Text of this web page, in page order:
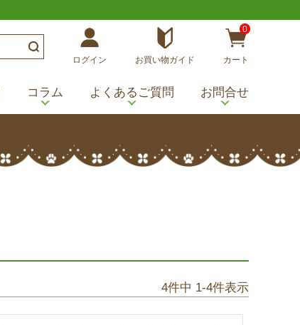
ログイン お買い物ガイド
0
カート
コラム よくあるご質問 お問合せ
4件中 1-4件表示